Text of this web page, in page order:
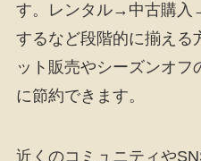
す。レンタル→中古購入
するなど段階的に揃える
ット販売やシーズンオフ
に節約できます。
近くのコミュニティや